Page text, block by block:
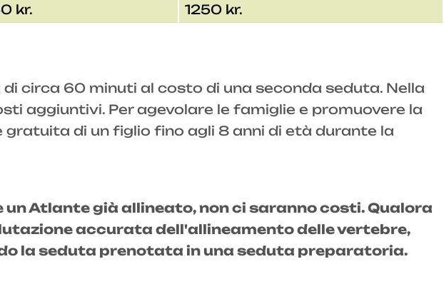
kr. 1250 kr.
circa 60 minuti al costo di una seconda seduta. Nella
aggiuntivi. Per agevolare le famiglie e promuovere la
di un figlio fino agli 8 anni di età durante la
Atlante già allineato, non ci saranno costi. Qualora
accurata dell'allineamento delle vertebre,
la seduta prenotata in una seduta preparatoria.